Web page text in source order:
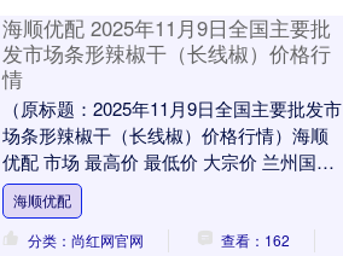
海顺优配 2025年11月9日全国主要批
发市场条形辣椒干（长线椒）价格行
情
（原标题：2025年11月9日全国主要批发市
场条形辣椒干（长线椒）价格行情）海顺
优配 市场 最高价 最低价 大宗价 兰州国际
高原夏菜副食品采购中心 9.00 8....
海顺优配
分类：尚红网官网
查看：162